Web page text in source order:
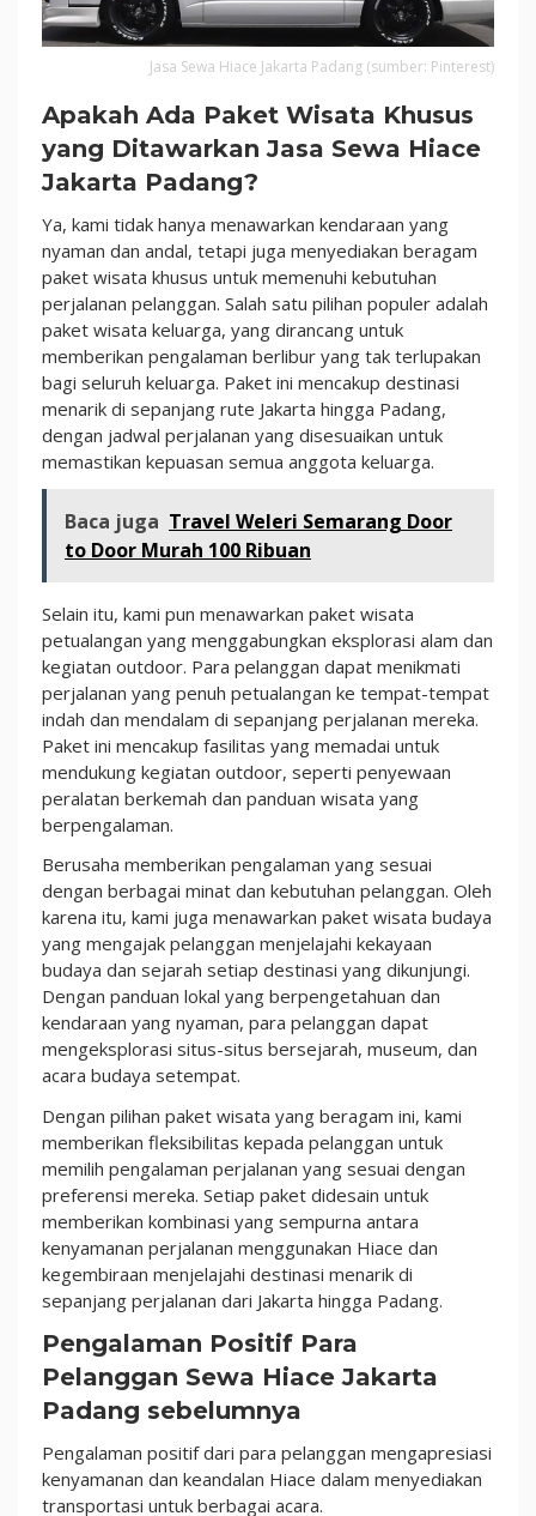
Jasa Sewa Hiace Jakarta Padang (sumber: Pinterest)
Apakah Ada Paket Wisata Khusus
yang Ditawarkan Jasa Sewa Hiace
Jakarta Padang?
Ya, kami tidak hanya menawarkan kendaraan yang
nyaman dan andal, tetapi juga menyediakan beragam
paket wisata khusus untuk memenuhi kebutuhan
perjalanan pelanggan. Salah satu pilihan populer adalah
paket wisata keluarga, yang dirancang untuk
memberikan pengalaman berlibur yang tak terlupakan
bagi seluruh keluarga. Paket ini mencakup destinasi
menarik di sepanjang rute Jakarta hingga Padang,
dengan jadwal perjalanan yang disesuaikan untuk
memastikan kepuasan semua anggota keluarga.
Baca juga Travel Weleri Semarang Door
to Door Murah 100 Ribuan
Selain itu, kami pun menawarkan paket wisata
petualangan yang menggabungkan eksplorasi alam dan
kegiatan outdoor. Para pelanggan dapat menikmati
perjalanan yang penuh petualangan ke tempat-tempat
indah dan mendalam di sepanjang perjalanan mereka.
Paket ini mencakup fasilitas yang memadai untuk
mendukung kegiatan outdoor, seperti penyewaan
peralatan berkemah dan panduan wisata yang
berpengalaman.
Berusaha memberikan pengalaman yang sesuai
dengan berbagai minat dan kebutuhan pelanggan. Oleh
karena itu, kami juga menawarkan paket wisata budaya
yang mengajak pelanggan menjelajahi kekayaan
budaya dan sejarah setiap destinasi yang dikunjungi.
Dengan panduan lokal yang berpengetahuan dan
kendaraan yang nyaman, para pelanggan dapat
mengeksplorasi situs-situs bersejarah, museum, dan
acara budaya setempat.
Dengan pilihan paket wisata yang beragam ini, kami
memberikan fleksibilitas kepada pelanggan untuk
memilih pengalaman perjalanan yang sesuai dengan
preferensi mereka. Setiap paket didesain untuk
memberikan kombinasi yang sempurna antara
kenyamanan perjalanan menggunakan Hiace dan
kegembiraan menjelajahi destinasi menarik di
sepanjang perjalanan dari Jakarta hingga Padang.
Pengalaman Positif Para
Pelanggan Sewa Hiace Jakarta
Padang sebelumnya
Pengalaman positif dari para pelanggan mengapresiasi
kenyamanan dan keandalan Hiace dalam menyediakan
transportasi untuk berbagai acara.